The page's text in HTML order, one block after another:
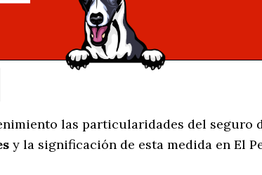
las particularidades del seguro
y la significación de esta medida en El